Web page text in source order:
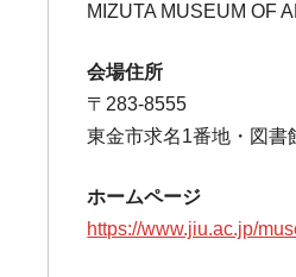
MIZUTA MUSEUM OF
会場住所
〒283-8555
東金市求名1番地・図書
ホームページ
https://www.jiu.ac.jp/